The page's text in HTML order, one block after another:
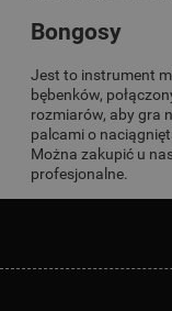
Bongosy
Jest to instrument
bębenków,
rozmiarów, aby gra
palcami o
Można zakupić u
profesjonalne.